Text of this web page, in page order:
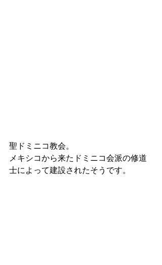
聖ドミニコ教会。
メキシコから来たドミニコ会派の修道
士によって建設されたそうです。